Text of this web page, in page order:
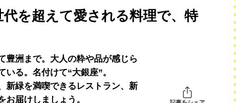
代を超えて愛される料理で、特
豊洲まで。大人の粋や品が感じら
る。名付けて“大銀座”。
新緑を満喫できるレストラン、新
お届けしましょう。